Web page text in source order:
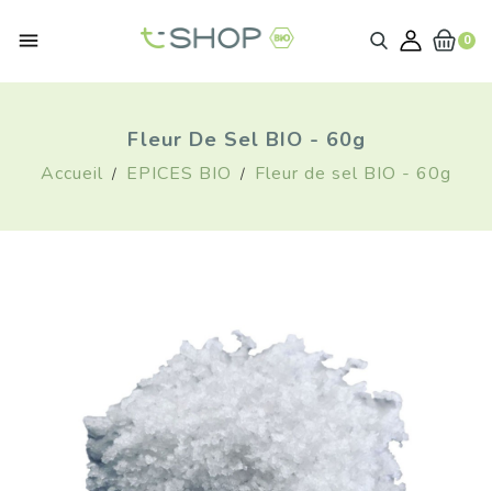
0

Fleur De Sel BIO - 60g
Accueil EPICES BIO Fleur de sel BIO - 60g